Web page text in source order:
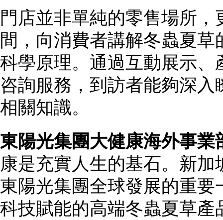
門店並非單純的零售場所
間，向消費者講解冬蟲夏
科學原理。通過互動展示
咨詢服務，到訪者能夠深
相關知識。
東陽光集團大健康海外事業
康是充實人生的基石。新
東陽光集團全球發展的重
科技賦能的高端冬蟲夏草